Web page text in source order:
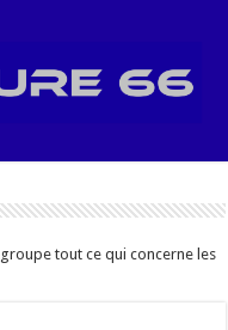
tout ce qui concerne les